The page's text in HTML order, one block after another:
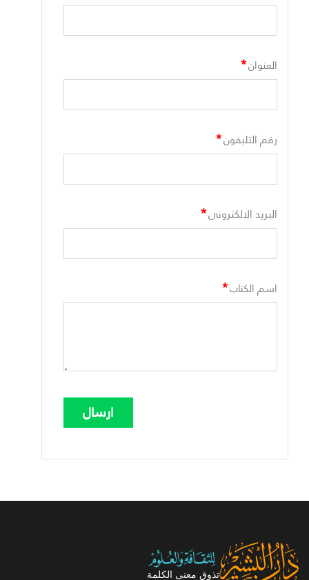
العنوان*
رقم التليفون*
البريد الالكترونى*
اسم الكتاب*